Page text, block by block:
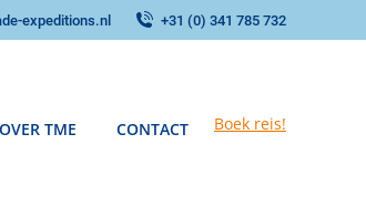
expeditions.nl +31 (0) 341 785 732
OVER TME CONTACT Boek reis!